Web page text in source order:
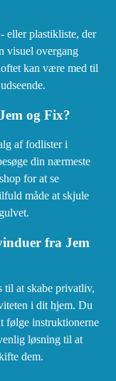
eller plastikliste, der
visuel overgang
kan være med til
og Fix?
af fodlister i
din nærmeste
for at se
måde at skjule
fra Jem
til at skabe privatliv,
i dit hjem. Du
følge instruktionerne
løsning til at
dem.